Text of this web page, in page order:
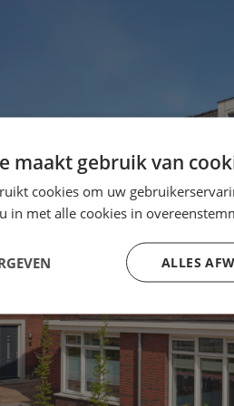
maakt gebruik van
cookies om uw
in met alle cookies in
ALLES